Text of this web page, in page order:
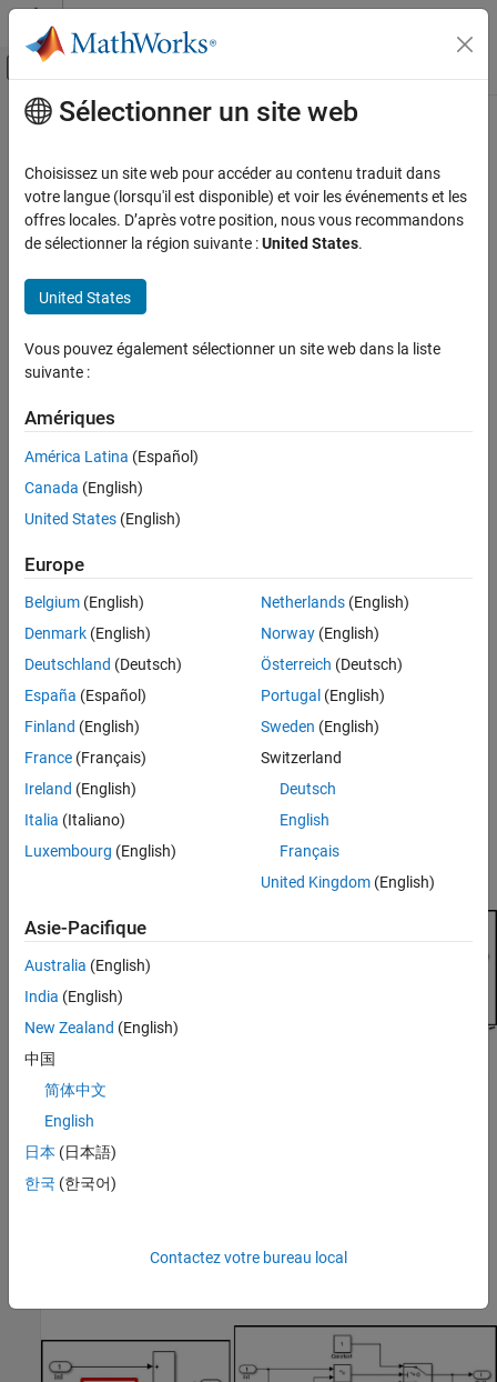
Passer au contenu
Activer/désactiver l'affichage du menu
Accueil de la documentation
Modeling Guidelines
MAB Modeling Guidelines
jc_0653: Delay block layout in feedback loops
ON THIS PAGE
Guideline Publication
MATLAB Versions
Rule
Rationale
Version History
Contenu principal
jc_0653: Delay block layout in
feedback loops
Guideline Publication
Simulink , and Stateflow
Version 6.0
NA-MAAB — a
MATLABVersions
All
Rule
Sub ID a
Delay
block in feedback loops across subsystems shall reside in
the hierarchy that describes the feedback loop.
Custom Parameter
Not Applicable
Example — Correct
Delayblock resides in the hierarchy that describes the feedback
block resides in a subsystem that is nested within the
Sélectionner un site web
Choisissez un site web pour accéder au contenu traduit dans
votre langue (lorsqu'il est disponible) et voir les événements et les
offres locales. D’après votre position, nous vous recommandons
de sélectionner la région suivante :United States.
United States
Vous pouvez également sélectionner un site web dans la liste
suivante :
Amériques
América Latina (Español)
Canada (English)
United States (English)
Europe
Belgium (English)
Denmark (English)
Deutschland (Deutsch)
España (Español)
Finland (English)
France (Français)
Ireland (English)
Italia (Italiano)
Luxembourg (English)
Netherlands(English)
Norway(English)
Österreich (Deutsch)
Portugal (English)
Sweden (English)
Switzerland
Deutsch
English
Français
United Kingdom(English)
Asie-Pacifique
Australia (English)
India (English)
New Zealand (English)
中国
简体中文
English
日本 (日本語)
한국 (한국어)
Contactez votre bureau local